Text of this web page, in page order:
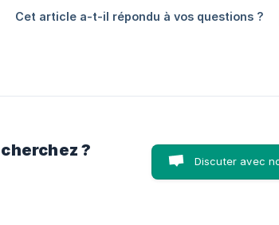
Cet article a-t-il répondu à vos questions ?
?
Discuter avec